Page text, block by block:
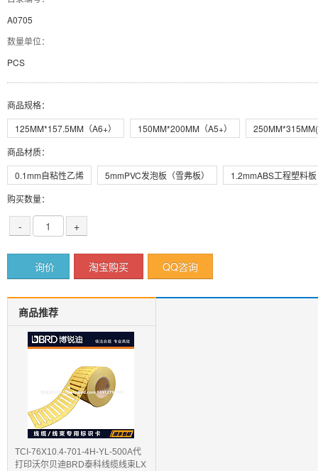
A0705
数量单位：
PCS
商品规格：
125MM*157.5MM（A6+）
150MM*200MM（A5+）
商品材质：
0.1mm自粘性乙烯
5mmPVC发泡板（雪弗板）
1.2mmABS工程塑料板
购买数量：
- +
询价 淘宝购买 QQ咨询
商品推荐
TCI-76X10.4-701-4H-YL-500A代
打印沃尔贝迪BRD泰科线缆线束LX